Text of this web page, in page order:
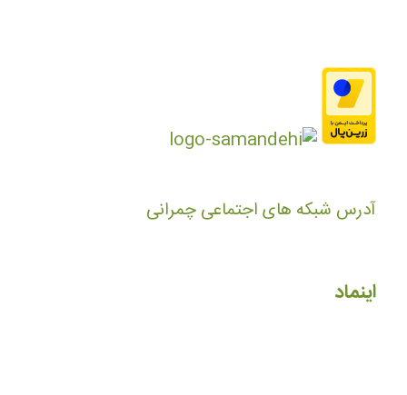
آدرس شبکه های اجتماعی چمرانی
اینماد